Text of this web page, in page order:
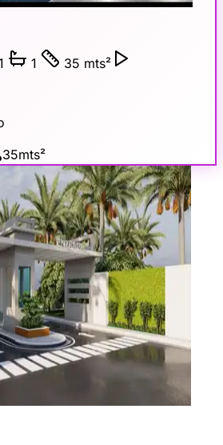
1
35 mts²
35mts²